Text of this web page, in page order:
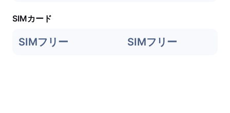
SIMカード
SIMフリー SIMフリー